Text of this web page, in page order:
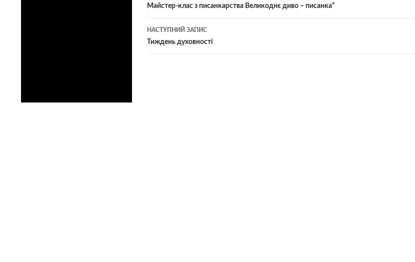
по
записам
Майстер-клас з писанкарства Великоднє диво – писанка”
НАСТУПНИЙ ЗАПИС
Тиждень духовності